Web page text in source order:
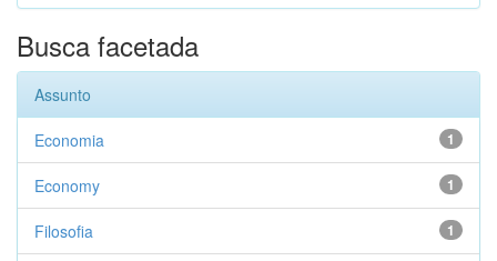
Busca facetada
Assunto
1
Economia
1
Economy
1
Filosofia